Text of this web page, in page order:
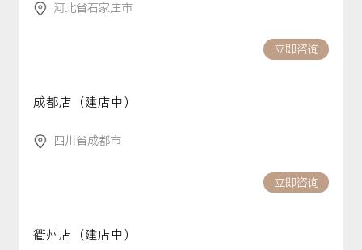
河北省石家庄市
立即咨询
成都店（建店中）
四川省成都市
立即咨询
衢州店（建店中）